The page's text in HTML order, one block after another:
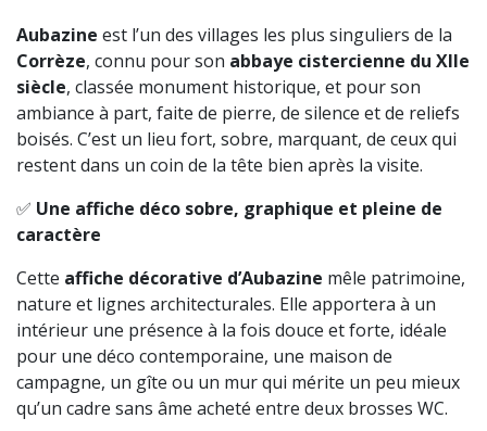
Aubazine est l’un des villages les plus singuliers de la
Corrèze, connu pour son abbaye cistercienne du XIIe
siècle, classée monument historique, et pour son
ambiance à part, faite de pierre, de silence et de reliefs
boisés. C’est un lieu fort, sobre, marquant, de ceux qui
restent dans un coin de la tête bien après la visite.
✅ Une affiche déco sobre, graphique et pleine de
caractère
Cette affiche décorative d’Aubazine mêle patrimoine,
nature et lignes architecturales. Elle apportera à un
intérieur une présence à la fois douce et forte, idéale
pour une déco contemporaine, une maison de
campagne, un gîte ou un mur qui mérite un peu mieux
qu’un cadre sans âme acheté entre deux brosses WC.